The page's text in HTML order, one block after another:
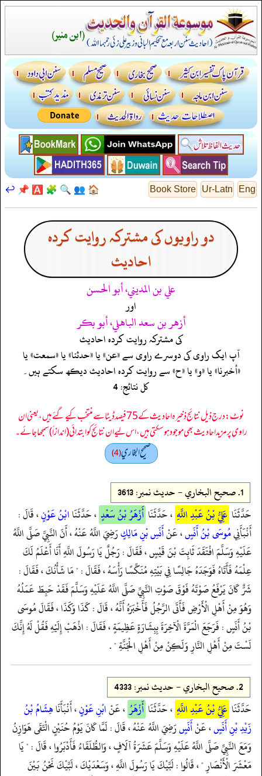
Eng
Ur-Latn
Book Store
🏠
👥
🔍
🧩
🅰️
📌
↩️
دو راویوں کی مشترکہ روایت کردہ
احادیث
علي بن المديني، أبو الحسن
اور
أزهر بن سعد الباهلي، أبو بكر
کی مشترکہ روایت کردہ احادیث
آپ ایک راوی کی دوسرے راوی سے «عن» یا «حدثنا» یا «سمعت» یا
«أخبرنا» یا «و» یا «ح» سے روایت کردہ احادیث دیکھ سکتے ہیں۔
کل نتائج: 4
نوٹ: درج ذیل نتائج ذخیرہ احادیث کے 75 فیصد ڈیٹا سے منتخب کیے گئے ہیں، یعنی ان
راوی پر مزید احادیث بھی موجود ہو سکتی ہیں، اس لیے ان نتائج کو ابتدائی (اندازاً) سمجھا جائے۔
صحيح البخاري(4)
1. صحيح البخاري - حدیث نمبر: 3613
حَدَّثَنَا عَلِيُّ بْنُ عَبْدِ اللَّهِ ، حَدَّثَنَا أَزْهَرُ بْنُ سَعْدٍ ، حَدَّثَنَاابْنُ عَوْنٍ، قَالَ :
أَنْبَأَنِيمُوسَى بْنُ أَنَسٍ، عَنْأَنَسِ بْنِ مَالِكٍرَضِيَ اللَّهُ عَنْهُ ، أَنّ النَّبِيَّ صَلَّى اللَّهُ
عَلَيْهِ وَسَلَّمَ افْتَقَدَ ثَابِتَ بْنَ قَيْسٍ ، فَقَالَ : رَجُلٌ يَا رَسُولَ اللَّهِ أَنَا أَعْلَمُ لَكَ
عِلْمَهُ فَأَتَاهُ فَوَجَدَهُ جَالِسًا فِي بَيْتِهِ مُنَكِّسًا رَأْسَهُ ، فَقَالَ : " مَا شَأْنُكَ ، فَقَالَ :
شَرٌّ كَانَ يَرْفَعُ صَوْتَهُ فَوْقَ صَوْتِ النَّبِيِّ صَلَّى اللَّهُ عَلَيْهِ وَسَلَّمَ فَقَدْ حَبِطَ عَمَلُهُ
وَهُوَ مِنْ أَهْلِ الْأَرْضِ فَأَتَى الرَّجُلُ فَأَخْبَرَهُ أَنَّهُ ، قَالَ : كَذَا وَكَذَا ، فَقَالَ مُوسَى
بْنُ أَنَسٍ : فَرَجَعَ الْمَرَّةَ الْآخِرَةَ بِبِشَارَةٍ عَظِيمَةٍ ، فَقَالَ : اذْهَبْ إِلَيْهِ فَقُلْ لَهُ إِنَّكَ
لَسْتَ مِنْ أَهْلِ النَّارِ وَلَكِنْ مِنْ أَهْلِ الْجَنَّةِ " .
2. صحيح البخاري - حدیث نمبر: 4333
حَدَّثَنَا عَلِيُّ بْنُ عَبْدِ اللَّهِ ، حَدَّثَنَا أَزْهَرُ ، عَنْابْنِ عَوْنٍ، أَنْبَأَنَاهِشَامُ بْنُ
زَيْدِ بْنِ أَنَسٍ، عَنْأَنَسٍرَضِيَ اللَّهُ عَنْهُ ، قَالَ : لَمَّا كَانَ يَوْمُ حُنَيْنٍ الْتَقَى هَوَازِنُ
وَمَعَ النَّبِيِّ صَلَّى اللَّهُ عَلَيْهِ وَسَلَّمَ عَشَرَةُ آلَافٍ ، وَالطُّلَقَاءُ فَأَدْبَرُوا ، قَالَ : " يَا
مَعْشَرَ الْأَنْصَارِ " ، قَالُوا : لَبَّيْكَ يَا رَسُولَ اللَّهِ ، وَسَعْدَيْكَ ، لَبَّيْكَ نَحْنُ بَيْنَ